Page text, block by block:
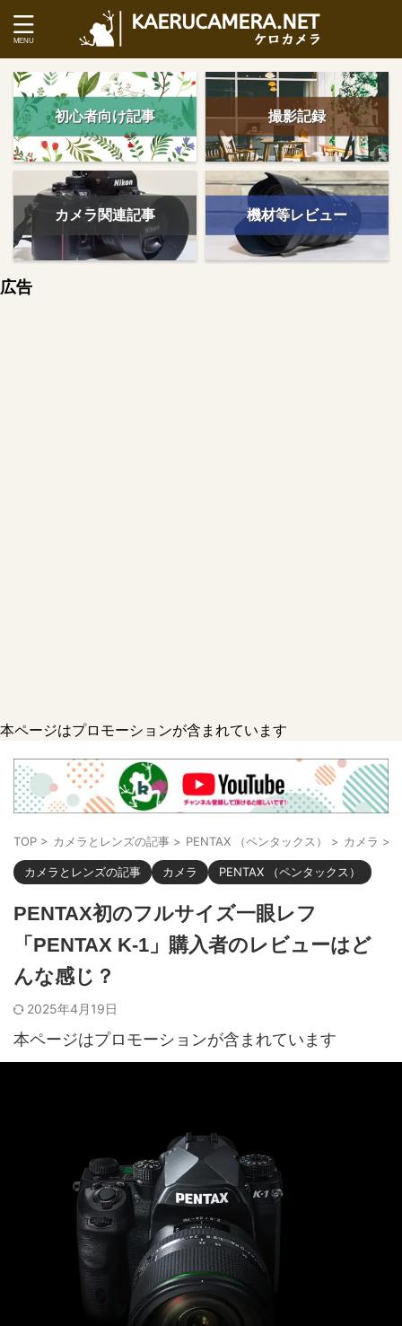
初心者向け記事 撮影記録
カメラ関連記事 機材等レビュー
広告
本ページはプロモーションが含まれています
TOP > カメラとレンズの記事 > PENTAX （ペンタックス） > カメラ >
カメラとレンズの記事 カメラ PENTAX （ペンタックス）
PENTAX初のフルサイズ一眼レフ
「PENTAX K-1」購入者のレビューはど
んな感じ？
2025年4月19日
本ページはプロモーションが含まれています